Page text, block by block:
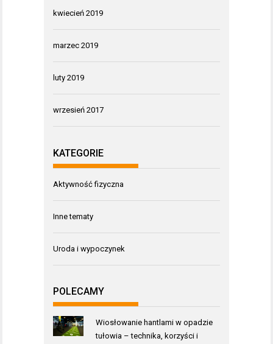
kwiecień 2019
marzec 2019
luty 2019
wrzesień 2017
KATEGORIE
Aktywność fizyczna
Inne tematy
Uroda i wypoczynek
POLECAMY
Wiosłowanie hantlami w opadzie
tułowia – technika, korzyści i